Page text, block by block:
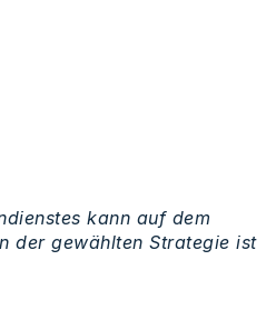
kann auf dem
der gewählten Strategie ist